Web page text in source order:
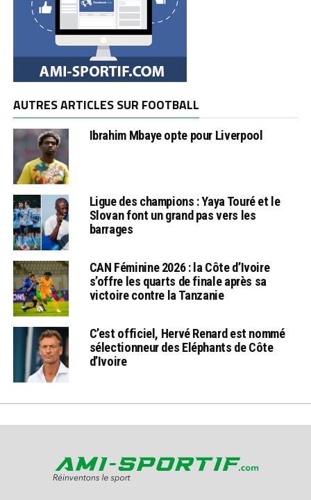
AUTRES ARTICLES SUR FOOTBALL
Ibrahim Mbaye opte pour Liverpool
Ligue des champions : Yaya Touré et le
Slovan font un grand pas vers les
barrages
CAN Féminine 2026 : la Côte d’Ivoire
s’offre les quarts de finale après sa
victoire contre la Tanzanie
C’est officiel, Hervé Renard est nommé
sélectionneur des Eléphants de Côte
d’Ivoire